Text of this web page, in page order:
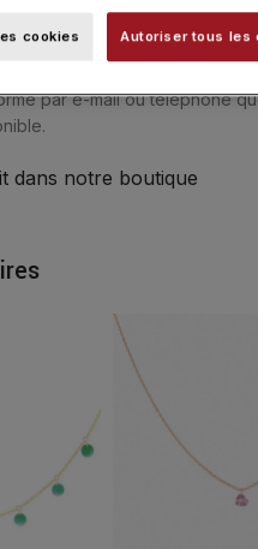
les 3 pays suivants :
être accueilli par l'un
choisir le retrait de vos
par e-mail ou téléphone
dans notre boutique
cookies Autoriser tous les